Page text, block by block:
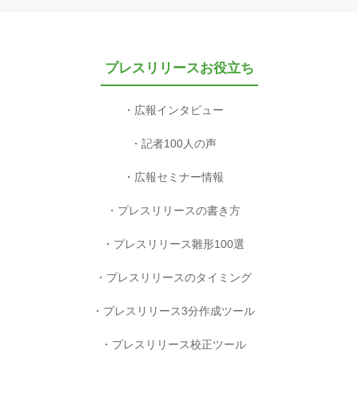
プレスリリースお役立ち
広報インタビュー
記者100人の声
広報セミナー情報
プレスリリースの書き方
プレスリリース雛形100選
プレスリリースのタイミング
プレスリリース3分作成ツール
プレスリリース校正ツール